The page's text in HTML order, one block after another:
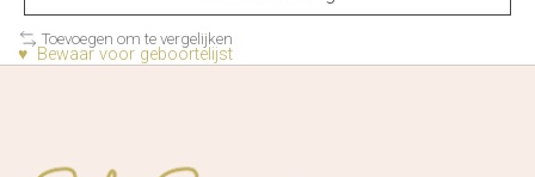
Toevoegen om te vergelijken
♥ Bewaar voor geboortelijst